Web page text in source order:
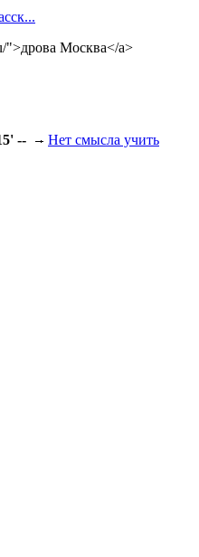
">дрова Москва</a>
--
Нет смысла учить